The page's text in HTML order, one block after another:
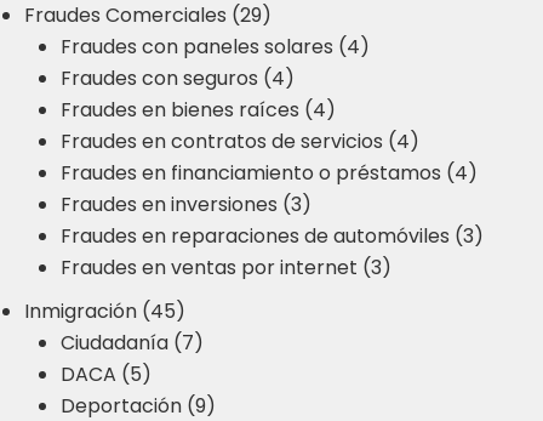
Fraudes Comerciales (29)
Fraudes con paneles solares (4)
Fraudes con seguros (4)
Fraudes en bienes raíces (4)
Fraudes en contratos de servicios (4)
Fraudes en financiamiento o préstamos (4)
Fraudes en inversiones (3)
Fraudes en reparaciones de automóviles (3)
Fraudes en ventas por internet (3)
Inmigración (45)
Ciudadanía (7)
DACA (5)
Deportación (9)